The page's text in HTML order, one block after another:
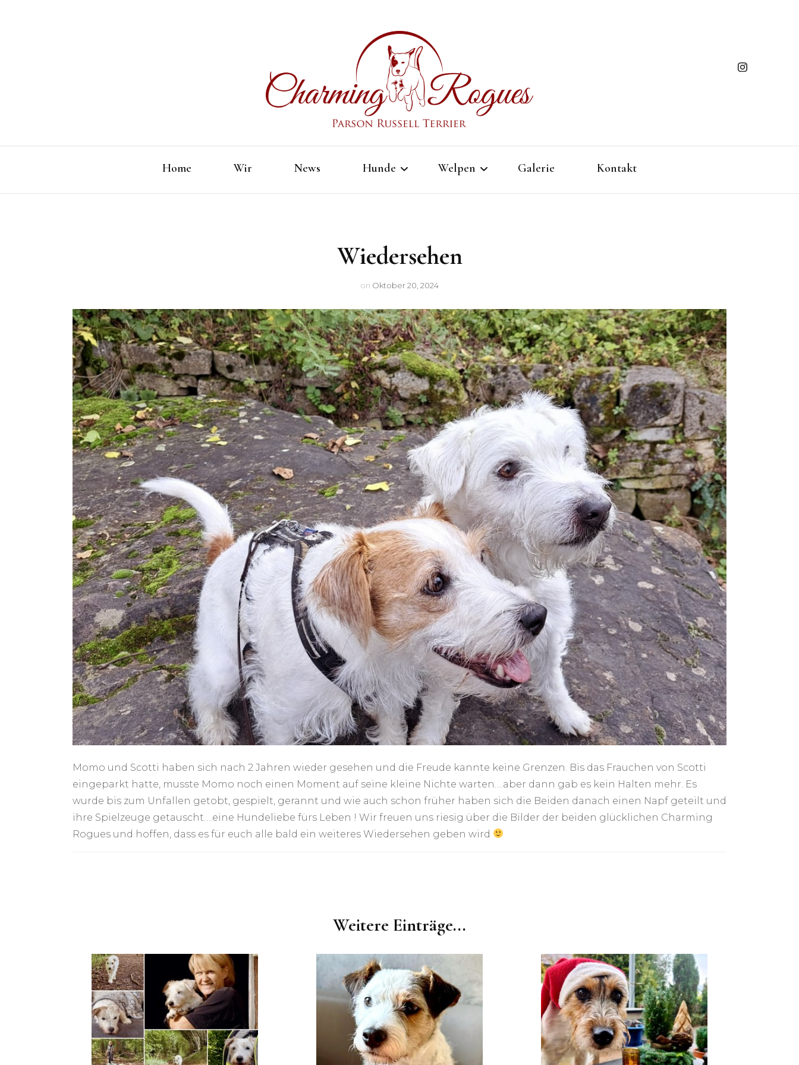
Charming
Rogues
Home Wir News Hunde
Odin
Lu
Nighty
Arwen
Cleo
Mexxi
Welpen
E Wurf – Feb. 2025
Galerie Kontakt
Wiedersehen
on Oktober 20, 2024
Momo und Scotti haben sich nach 2 Jahren wieder gesehen und die Freude kannte keine Grenzen. Bis das Frauchen von Scotti
eingeparkt hatte, musste Momo noch einen Moment auf seine kleine Nichte warten….aber dann gab es kein Halten mehr. Es
wurde bis zum Unfallen getobt, gespielt, gerannt und wie auch schon früher haben sich die Beiden danach einen Napf geteilt und
ihre Spielzeuge getauscht….eine Hundeliebe fürs Leben ! Wir freuen uns riesig über die Bilder der beiden glücklichen Charming
Rogues und hoffen, dass es für euch alle bald ein weiteres Wiedersehen geben wird
Weitere Einträge...